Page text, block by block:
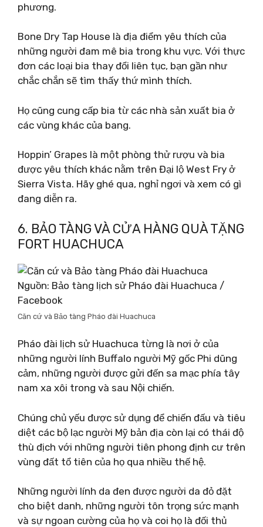
phương.
Bone Dry Tap House là địa điểm yêu thích của
những người đam mê bia trong khu vực. Với thực
đơn các loại bia thay đổi liên tục, bạn gần như
chắc chắn sẽ tìm thấy thứ mình thích.
Họ cũng cung cấp bia từ các nhà sản xuất bia ở
các vùng khác của bang.
Hoppin’ Grapes là một phòng thử rượu và bia
được yêu thích khác nằm trên Đại lộ West Fry ở
Sierra Vista. Hãy ghé qua, nghỉ ngơi và xem có gì
đang diễn ra.
6. BẢO TÀNG VÀ CỬA HÀNG QUÀ TẶNG
FORT HUACHUCA
Nguồn: Bảo tàng lịch sử Pháo đài Huachuca /
Facebook
Căn cứ và Bảo tàng Pháo đài Huachuca
Pháo đài lịch sử Huachuca từng là nơi ở của
những người lính Buffalo người Mỹ gốc Phi dũng
cảm, những người được gửi đến sa mạc phía tây
nam xa xôi trong và sau Nội chiến.
Chúng chủ yếu được sử dụng để chiến đấu và tiêu
diệt các bộ lạc người Mỹ bản địa còn lại có thái độ
thù địch với những người tiên phong định cư trên
vùng đất tổ tiên của họ qua nhiều thế hệ.
Những người lính da đen được người da đỏ đặt
cho biệt danh, những người tôn trọng sức mạnh
và sự ngoan cường của họ và coi họ là đối thủ